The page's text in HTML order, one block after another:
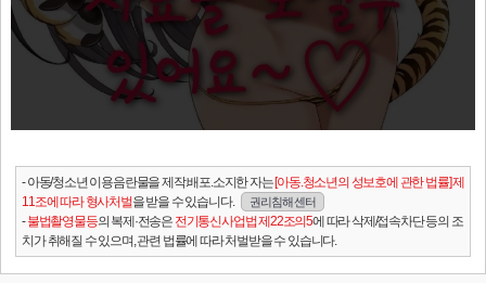
- 아동/청소년 이용음란물을 제작.배포.소지한 자는[아동.청소년의 성보호에 관한 법률] 제
11조에 따라 형사처벌을 받을 수 있습니다. 권리침해 센터
-불법촬영물등의 복제·전송은 전기통신사업법 제22조의5에 따라 삭제/접속차단 등의 조
치가 취해질 수 있으며, 관련 법률에 따라 처벌받을 수 있습니다.